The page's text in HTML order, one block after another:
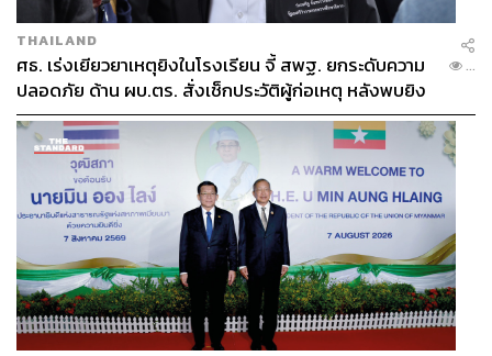
THAILAND
ศธ. เร่งเยียวยาเหตุยิงในโรงเรียน จี้ สพฐ. ยกระดับความ
ปลอดภัย ด้าน ผบ.ตร. สั่งเช็กประวัติผู้ก่อเหตุ หลังพบยิง
จุดตายแม่นยำ
...